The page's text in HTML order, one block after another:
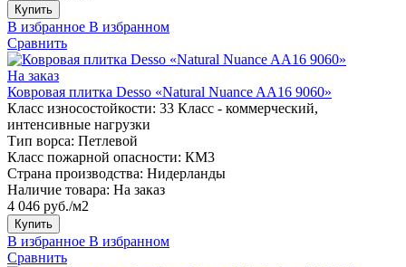
Купить
В избранное В избранном
Сравнить
На заказ
Ковровая плитка Desso «Natural Nuance AA16 9060»
Класс износостойкости: 33 Класс - коммерческий,
интенсивные нагрузки
Тип ворса: Петлевой
Класс пожарной опасности: КМ3
Страна производства: Нидерланды
Наличие товара: На заказ
4 046 руб./м2
Купить
В избранное В избранном
Сравнить